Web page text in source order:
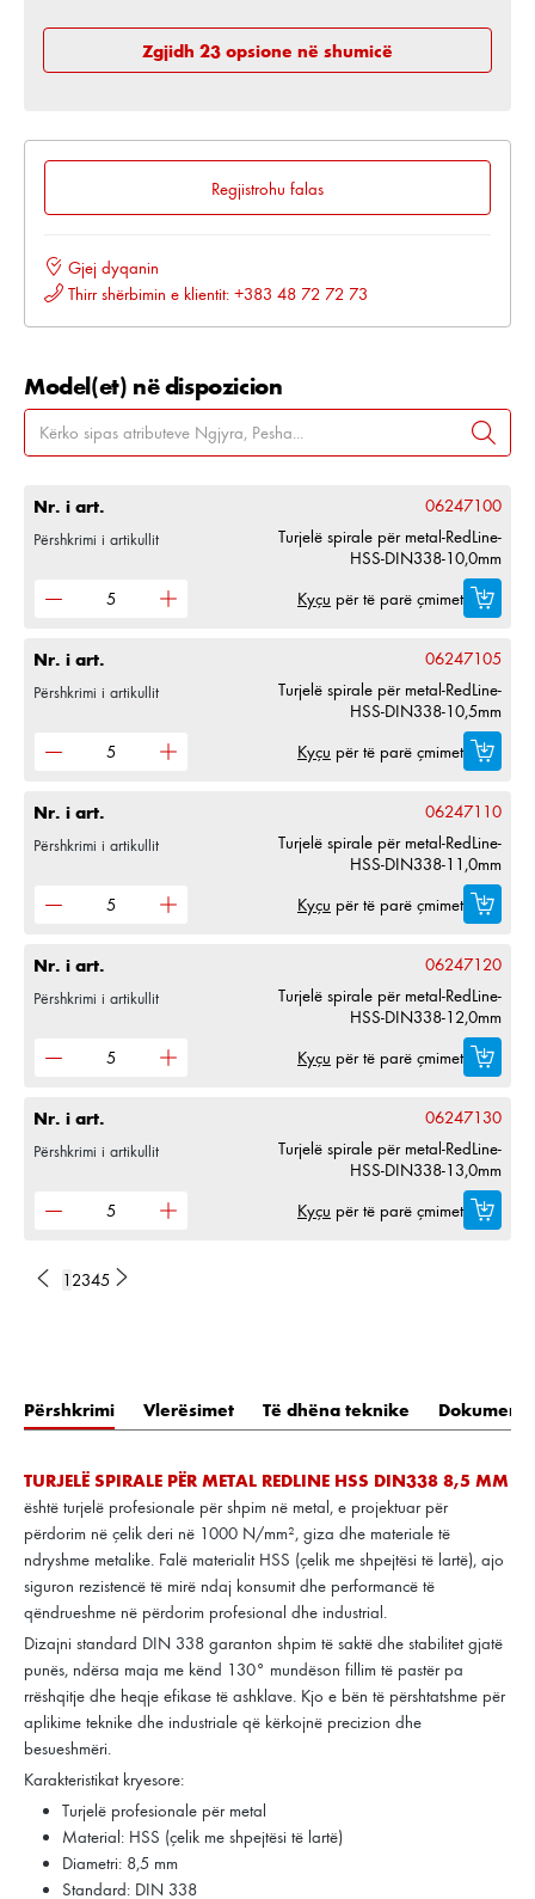
Zgjidh 23 opsione në shumicë
Regjistrohu falas
Gjej dyqanin
Thirr shërbimin e klientit: +383 48 72 72 73
Model(et) në dispozicion
Nr. i art. 06247100
Përshkrimi i artikullit
Turjelë spirale për metal-RedLine-
HSS-DIN338-10,0mm
Kyçu për të parë çmimet
Nr. i art. 06247105
Përshkrimi i artikullit
Turjelë spirale për metal-RedLine-
HSS-DIN338-10,5mm
Kyçu për të parë çmimet
Nr. i art. 06247110
Përshkrimi i artikullit
Turjelë spirale për metal-RedLine-
HSS-DIN338-11,0mm
Kyçu për të parë çmimet
Nr. i art. 06247120
Përshkrimi i artikullit
Turjelë spirale për metal-RedLine-
HSS-DIN338-12,0mm
Kyçu për të parë çmimet
Nr. i art. 06247130
Përshkrimi i artikullit
Turjelë spirale për metal-RedLine-
HSS-DIN338-13,0mm
Kyçu për të parë çmimet
1 2345
Përshkrimi Vlerësimet Të dhëna teknike Dokumente
TURJELË SPIRALE PËR METAL REDLINE HSS DIN338 8,5 MM
është turjelë profesionale për shpim në metal, e projektuar për
përdorim në çelik deri në 1000 N/mm², giza dhe materiale të
ndryshme metalike. Falë materialit HSS (çelik me shpejtësi të lartë), ajo
siguron rezistencë të mirë ndaj konsumit dhe performancë të
qëndrueshme në përdorim profesional dhe industrial.
Dizajni standard DIN 338 garanton shpim të saktë dhe stabilitet gjatë
punës, ndërsa maja me kënd 130° mundëson fillim të pastër pa
rrëshqitje dhe heqje efikase të ashklave. Kjo e bën të përshtatshme për
aplikime teknike dhe industriale që kërkojnë precizion dhe
besueshmëri.
Karakteristikat kryesore:
Turjelë profesionale për metal
Material: HSS (çelik me shpejtësi të lartë)
Diametri: 8,5 mm
Standard: DIN 338